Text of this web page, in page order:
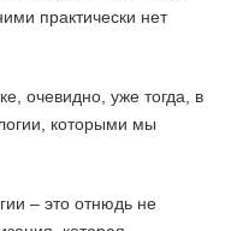
практически нет
очевидно, уже тогда, в
которыми мы
– это отнюдь не